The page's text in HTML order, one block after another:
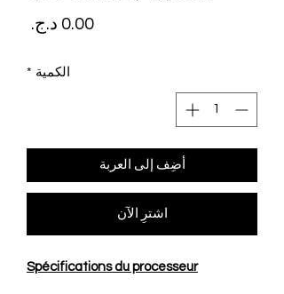
الكمية *
أضِف إلى العربة
اشترِ الآن
Spécifications du processeur